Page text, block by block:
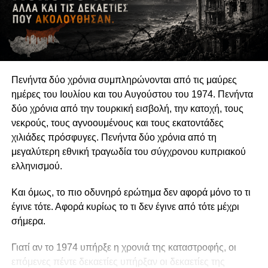
υπερασπίζονται δικαιώματα και να συμβάλλουν στη
διαμόρφωση δημόσιων πολιτικών συνδέεται άμεσα με τη
διατήρηση της οργανωτικής και πνευματικής τους
αυτονομίας.
Η αυτονομία αυτή δεν συνεπάγεται πολιτική
ουδετερότητα. Μια οργάνωση μπορεί θεμιτά να
υποστηρίζει περιβαλλοντικές πολιτικές, κοινωνικά
δικαιώματα, θεσμικές μεταρρυθμίσεις ή συγκεκριμένες
νομοθετικές παρεμβάσεις. Μπορεί επίσης να ασκεί κριτική
στην κυβέρνηση, να συνεργάζεται με αιρετούς
εκπροσώπους ή να συμμετέχει σε διαδικασίες δημόσιας
ανοικτή, συμπεριληπτική και αποτελεσματική συμμετοχή
της κοινωνίας των πολιτών ως συστατικό στοιχείο της
δημοκρατικής διακυβέρνησης. Η πολιτική
δραστηριοποίηση, επομένως, δεν αναιρεί την ανεξαρτησία
μιας οργάνωσης, εφόσον είναι διαφανής, συμβατή με τον
Πενήντα δύο χρόνια συμπληρώνονται από τις μαύρες
ημέρες του Ιουλίου και του Αυγούστου του 1974. Πενήντα
δύο χρόνια από την τουρκική εισβολή, την κατοχή, τους
νεκρούς, τους αγνοουμένους και τους εκατοντάδες
χιλιάδες πρόσφυγες. Πενήντα δύο χρόνια από τη
μεγαλύτερη εθνική τραγωδία του σύγχρονου κυπριακού
ελληνισμού.
Και όμως, το πιο οδυνηρό ερώτημα δεν αφορά μόνο το τι
έγινε τότε. Αφορά κυρίως το τι δεν έγινε από τότε μέχρι
σήμερα.
Γιατί αν το 1974 υπήρξε η χρονιά της καταστροφής, οι
επόμενες πέντε δεκαετίες υπήρξαν οι δεκαετίες της